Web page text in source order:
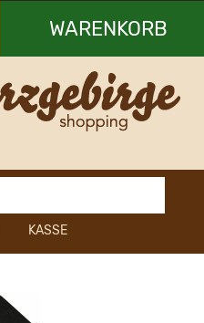
WARENKORB
Ihr Warenkorb ist leer.
KASSE